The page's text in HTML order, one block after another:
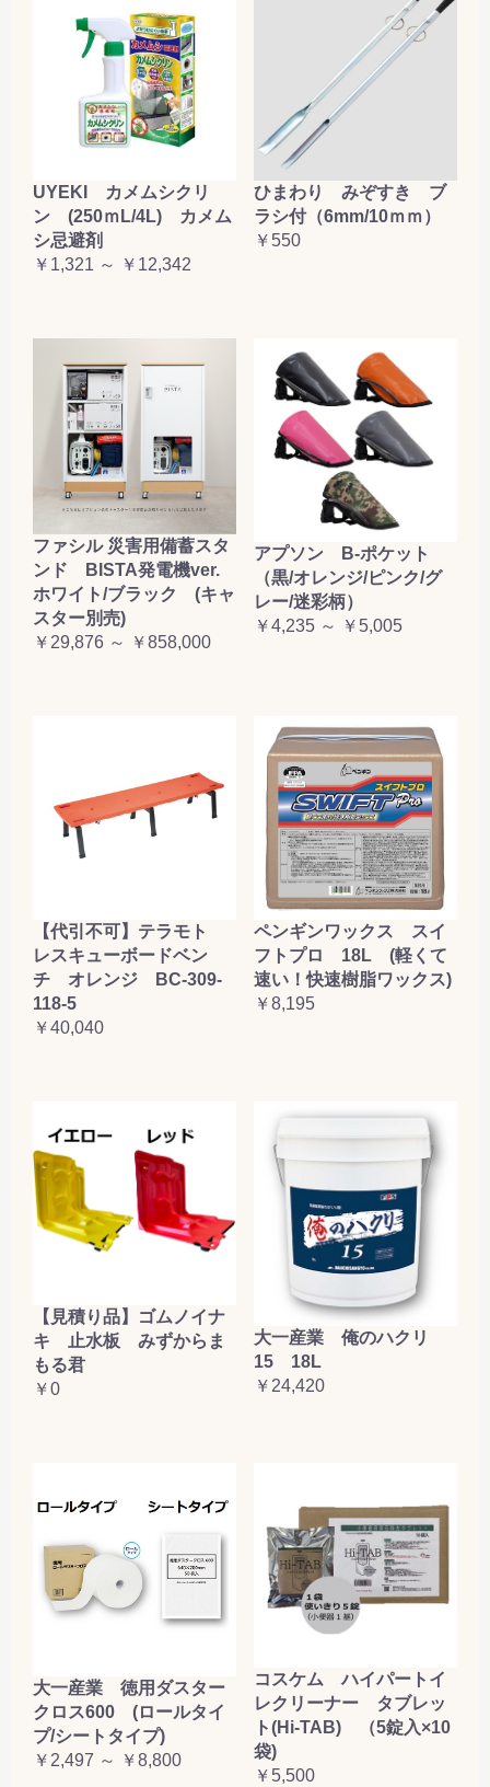
お買い物を続ける
UYEKI カメムシクリ
ン (250ｍL/4L) カメム
シ忌避剤
￥1,321 ～ ￥12,342
ひまわり みぞすき ブ
ラシ付（6mm/10ｍｍ）
￥550
ファシル 災害用備蓄スタ
ンド BISTA発電機ver.
ホワイト/ブラック (キャ
スター別売)
￥29,876 ～ ￥858,000
アプソン B-ポケット
（黒/オレンジ/ピンク/グ
レー/迷彩柄）
￥4,235 ～ ￥5,005
【代引不可】テラモト
レスキューボードベン
チ オレンジ BC-309-
118-5
￥40,040
ペンギンワックス スイ
フトプロ 18L (軽くて
速い！快速樹脂ワックス)
￥8,195
【見積り品】ゴムノイナ
キ 止水板 みずからま
もる君
￥0
大一産業 俺のハクリ
15 18L
￥24,420
大一産業 徳用ダスター
クロス600 (ロールタイ
プ/シートタイプ)
￥2,497 ～ ￥8,800
コスケム ハイパートイ
レクリーナー タブレッ
ト(Hi-TAB) （5錠入×10
袋)
￥5,500